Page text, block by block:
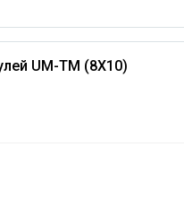
UM-TM (8X10)